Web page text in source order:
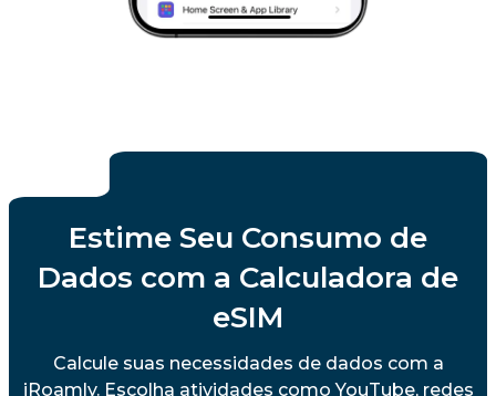
Estime Seu Consumo de
Dados com a Calculadora de
eSIM
Calcule suas necessidades de dados com a
iRoamly. Escolha atividades como YouTube, redes